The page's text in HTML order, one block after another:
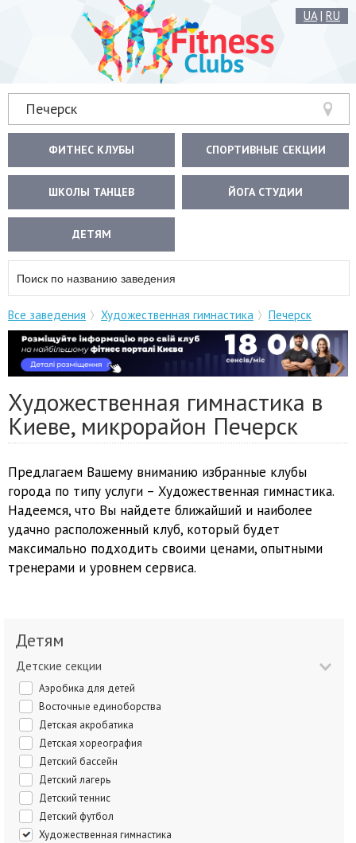
UA| RU
Печерск
ФИТНЕС КЛУБЫ СПОРТИВНЫЕ СЕКЦИИ
ШКОЛЫ ТАНЦЕВ ЙОГА СТУДИИ
ДЕТЯМ
Все заведения Художественная гимнастика Печерск
Художественная гимнастика в
Киеве, микрорайон Печерск
Предлагаем Вашему вниманию избранные клубы
города по типу услуги – Художественная гимнастика.
Надеемся, что Вы найдете ближайший и наиболее
удачно расположенный клуб, который будет
максимально подходить своими ценами, опытными
тренерами и уровнем сервиса.
Детям
Детские секции
Аэробика для детей
Восточные единоборства
Детская акробатика
Детская хореография
Детский бассейн
Детский лагерь
Детский теннис
Детский футбол
Художественная гимнастика